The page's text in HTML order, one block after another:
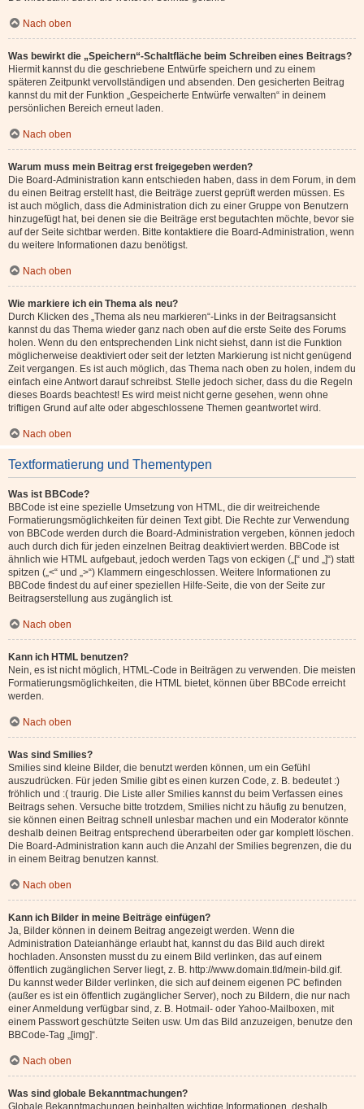
Nach oben
Was bewirkt die „Speichern“-Schaltfläche beim Schreiben eines Beitrags?
Hiermit kannst du die geschriebene Entwürfe speichern und zu einem
späteren Zeitpunkt vervollständigen und absenden. Den gesicherten Beitrag
kannst du mit der Funktion „Gespeicherte Entwürfe verwalten“ in deinem
persönlichen Bereich erneut laden.
Nach oben
Warum muss mein Beitrag erst freigegeben werden?
Die Board-Administration kann entschieden haben, dass in dem Forum, in dem
du einen Beitrag erstellt hast, die Beiträge zuerst geprüft werden müssen. Es
ist auch möglich, dass die Administration dich zu einer Gruppe von Benutzern
hinzugefügt hat, bei denen sie die Beiträge erst begutachten möchte, bevor sie
auf der Seite sichtbar werden. Bitte kontaktiere die Board-Administration, wenn
du weitere Informationen dazu benötigst.
Nach oben
Wie markiere ich ein Thema als neu?
Durch Klicken des „Thema als neu markieren“-Links in der Beitragsansicht
kannst du das Thema wieder ganz nach oben auf die erste Seite des Forums
holen. Wenn du den entsprechenden Link nicht siehst, dann ist die Funktion
möglicherweise deaktiviert oder seit der letzten Markierung ist nicht genügend
Zeit vergangen. Es ist auch möglich, das Thema nach oben zu holen, indem du
einfach eine Antwort darauf schreibst. Stelle jedoch sicher, dass du die Regeln
dieses Boards beachtest! Es wird meist nicht gerne gesehen, wenn ohne
triftigen Grund auf alte oder abgeschlossene Themen geantwortet wird.
Nach oben
Textformatierung und Thementypen
Was ist BBCode?
BBCode ist eine spezielle Umsetzung von HTML, die dir weitreichende
Formatierungsmöglichkeiten für deinen Text gibt. Die Rechte zur Verwendung
von BBCode werden durch die Board-Administration vergeben, können jedoch
auch durch dich für jeden einzelnen Beitrag deaktiviert werden. BBCode ist
ähnlich wie HTML aufgebaut, jedoch werden Tags von eckigen („[“ und „]“) statt
spitzen („<“ und „>“) Klammern eingeschlossen. Weitere Informationen zu
BBCode findest du auf einer speziellen Hilfe-Seite, die von der Seite zur
Beitragserstellung aus zugänglich ist.
Nach oben
Kann ich HTML benutzen?
Nein, es ist nicht möglich, HTML-Code in Beiträgen zu verwenden. Die meisten
Formatierungsmöglichkeiten, die HTML bietet, können über BBCode erreicht
werden.
Nach oben
Was sind Smilies?
Smilies sind kleine Bilder, die benutzt werden können, um ein Gefühl
auszudrücken. Für jeden Smilie gibt es einen kurzen Code, z. B. bedeutet :)
fröhlich und :( traurig. Die Liste aller Smilies kannst du beim Verfassen eines
Beitrags sehen. Versuche bitte trotzdem, Smilies nicht zu häufig zu benutzen,
sie können einen Beitrag schnell unlesbar machen und ein Moderator könnte
deshalb deinen Beitrag entsprechend überarbeiten oder gar komplett löschen.
Die Board-Administration kann auch die Anzahl der Smilies begrenzen, die du
in einem Beitrag benutzen kannst.
Nach oben
Kann ich Bilder in meine Beiträge einfügen?
Ja, Bilder können in deinem Beitrag angezeigt werden. Wenn die
Administration Dateianhänge erlaubt hat, kannst du das Bild auch direkt
hochladen. Ansonsten musst du zu einem Bild verlinken, das auf einem
öffentlich zugänglichen Server liegt, z. B. http://www.domain.tld/mein-bild.gif.
Du kannst weder Bilder verlinken, die sich auf deinem eigenen PC befinden
(außer es ist ein öffentlich zugänglicher Server), noch zu Bildern, die nur nach
einer Anmeldung verfügbar sind, z. B. Hotmail- oder Yahoo-Mailboxen, mit
einem Passwort geschützte Seiten usw. Um das Bild anzuzeigen, benutze den
BBCode-Tag „[img]“.
Nach oben
Was sind globale Bekanntmachungen?
Globale Bekanntmachungen beinhalten wichtige Informationen, deshalb